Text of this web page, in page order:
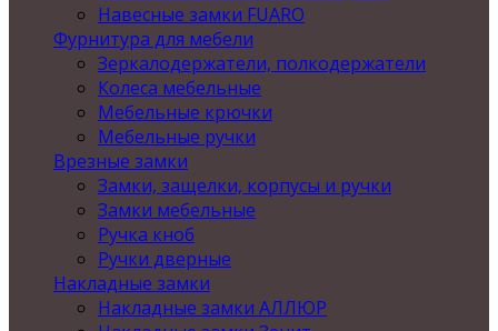
Навесные замки FUARO
Фурнитура для мебели
Зеркалодержатели, полкодержатели
Колеса мебельные
Мебельные крючки
Мебельные ручки
Врезные замки
Замки, защелки, корпусы и ручки
Замки мебельные
Ручка кноб
Ручки дверные
Накладные замки
Накладные замки АЛЛЮР